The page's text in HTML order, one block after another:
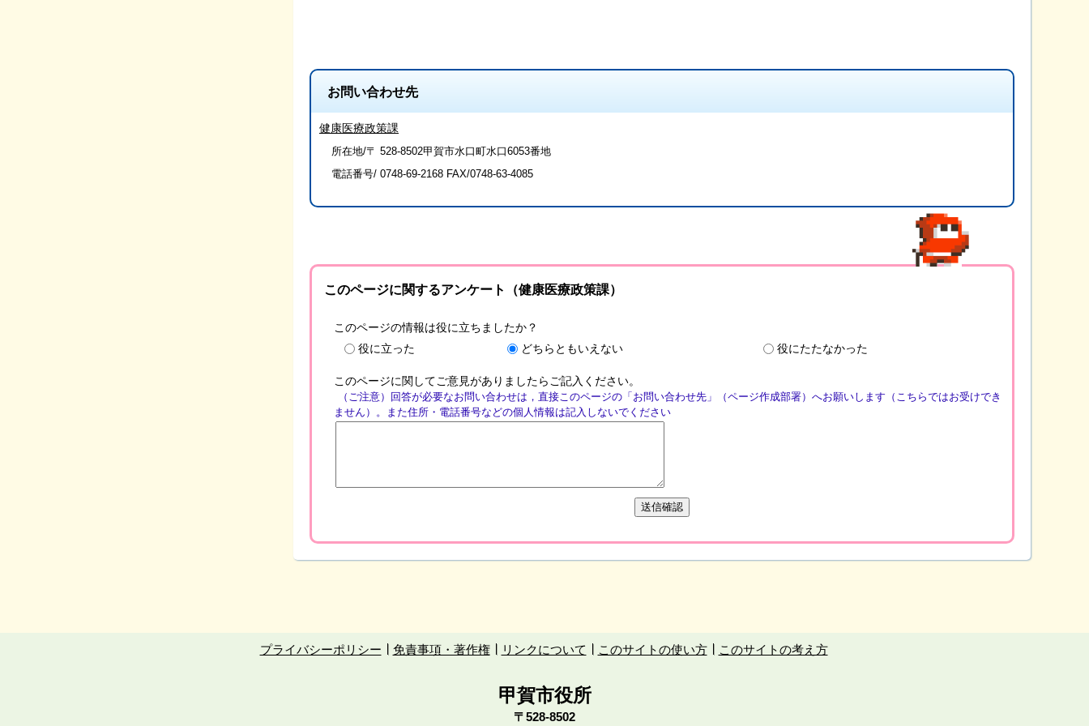
お問い合わせ先
健康医療政策課
所在地/〒 528-8502甲賀市水口町水口6053番地
電話番号/ 0748-69-2168 FAX/0748-63-4085
このページに関するアンケート（健康医療政策課）
このページの情報は役に立ちましたか？
役に立った
どちらともいえない 役にたたなかった
このページに関してご意見がありましたらご記入ください。
（ご注意）回答が必要なお問い合わせは，直接このページの「お問い合わせ先」（ページ作成部署）へお願いします（こちらではお受けでき
ません）。また住所・電話番号などの個人情報は記入しないでください
プライバシーポリシー 免責事項・著作権 リンクについて このサイトの使い方 このサイトの考え方
甲賀市役所
〒528-8502